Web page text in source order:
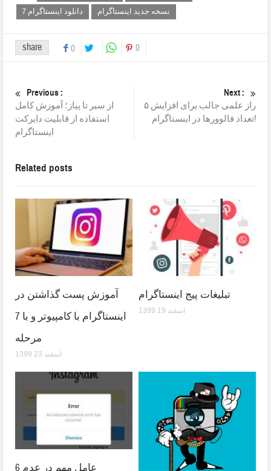
دانلود اینستاگرام 7
نسخه جدید اینستاگرام
share 0 0
Previous :
از سیر تا پیاز؛ آموزش کامل
استفاده از قابلیت دایرکت
اینستاگرام
Next :
۵ راز علمی جالب برای افزایش
تعداد فالوورها در اینستاگرام!
Related posts
آموزش پست گذاشتن در
اینستاگرام با کامپیوتر و با 7
مرحله
1399 اسفند 23
تبلیغات پیج اینستاگرام
1399 اسفند 19
6 عامل مهم در عدم